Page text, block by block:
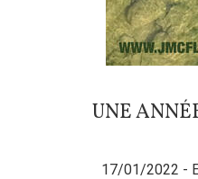
UNE
17/01/2022 -